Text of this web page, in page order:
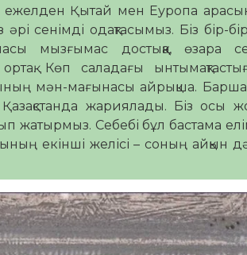
ежелден Қытай мен Еуропа
сенімді одақтасымыз. Біз бір-
мызғымас достыққа, өзара
Көп саладағы
мән-мағынасы айрықша.
жариялады. Біз осы
жатырмыз. Себебі бұл бастама
екінші желісі – соның айқын